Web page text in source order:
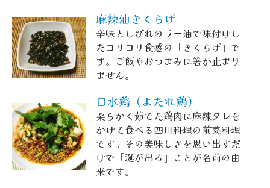
麻辣油きくらげ
辛味としびれのラー油で味付けし
たコリコリ食感の「きくらげ」で
す。ご飯やおつまみに箸が止まり
ません。
口水鶏（よだれ鶏）
柔らかく茹でた鶏肉に麻辣タレを
かけて食べる四川料理の前菜料理
です。その美味しさを思い出すだ
けで「涎が出る」ことが名前の由
来です。